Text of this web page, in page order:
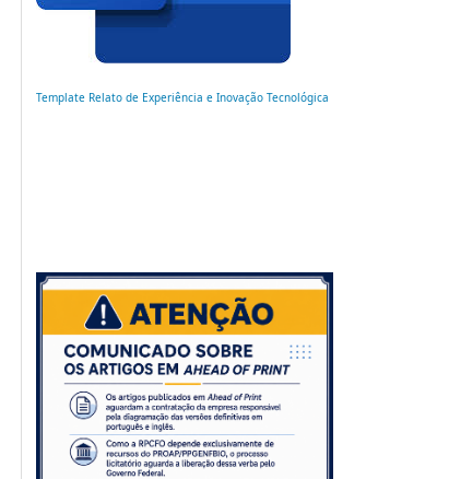
Template Relato de Experiência e Inovação Tecnológica